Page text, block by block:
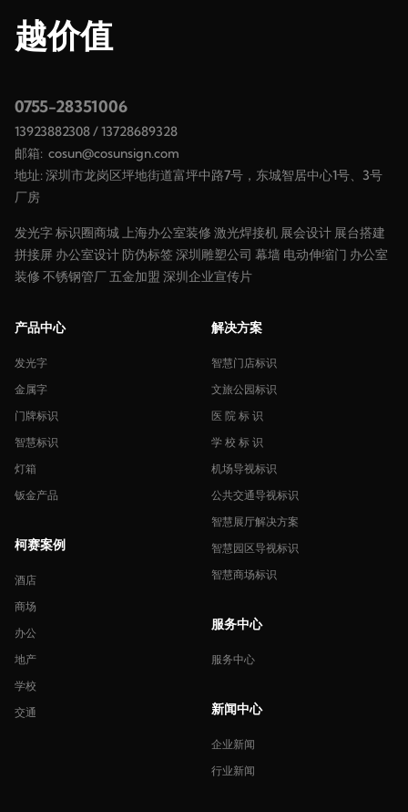
越价值
0755-28351006
13923882308/13728689328
邮箱: cosun@cosunsign.com
地址: 深圳市龙岗区坪地街道富坪中路7号，东城智居中心1号、3号
厂房
发光字标识圈商城上海办公室装修 激光焊接机 展会设计 展台搭建
拼接屏 办公室设计 防伪标签 深圳雕塑公司 幕墙 电动伸缩门 办公室
装修 不锈钢管厂 五金加盟 深圳企业宣传片
产品中心
发光字
金属字
门牌标识
智慧标识
灯箱
钣金产品
柯赛案例
酒店
商场
办公
地产
学校
交通
解决方案
智慧门店标识
文旅公园标识
医 院 标 识
学 校 标 识
机场导视标识
公共交通导视标识
智慧展厅解决方案
智慧园区导视标识
智慧商场标识
服务中心
服务中心
新闻中心
企业新闻
行业新闻